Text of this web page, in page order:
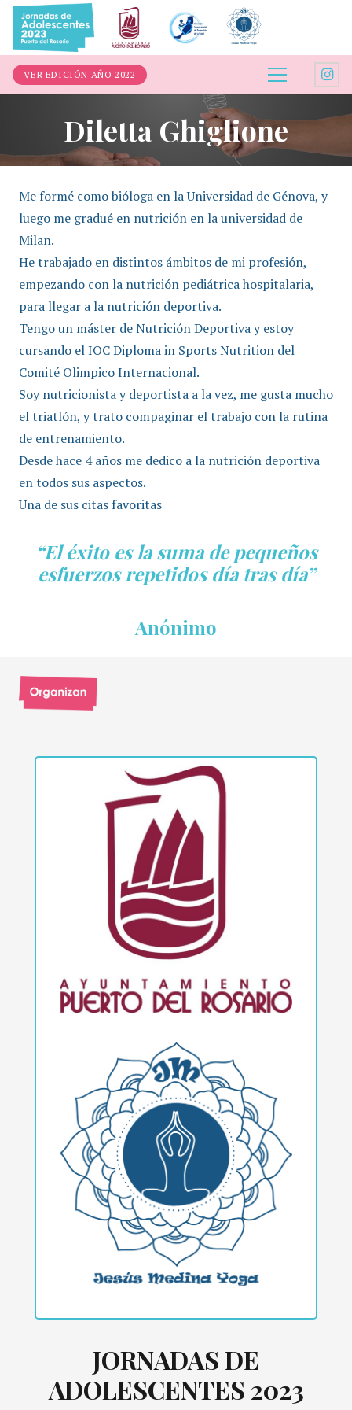
VER EDICIÓN AÑO 2022
Diletta Ghiglione
Me formé como bióloga en la Universidad de Génova, y
luego me gradué en nutrición en la universidad de
Milan.
He trabajado en distintos ámbitos de mi profesión,
empezando con la nutrición pediátrica hospitalaria,
para llegar a la nutrición deportiva.
Tengo un máster de Nutrición Deportiva y estoy
cursando el IOC Diploma in Sports Nutrition del
Comité Olimpico Internacional.
Soy nutricionista y deportista a la vez, me gusta mucho
el triatlón, y trato compaginar el trabajo con la rutina
de entrenamiento.
Desde hace 4 años me dedico a la nutrición deportiva
en todos sus aspectos.
Una de sus citas favoritas
“El éxito es la suma de pequeños
esfuerzos repetidos día tras día”
Anónimo
JORNADAS DE
ADOLESCENTES 2023